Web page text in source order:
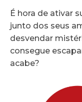
É hora de ativar
junto dos seus
desvendar
consegue
acabe?